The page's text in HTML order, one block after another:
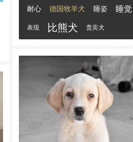
耐心 德国牧羊犬 睡姿 睡觉
表现 比熊犬 贵宾犬